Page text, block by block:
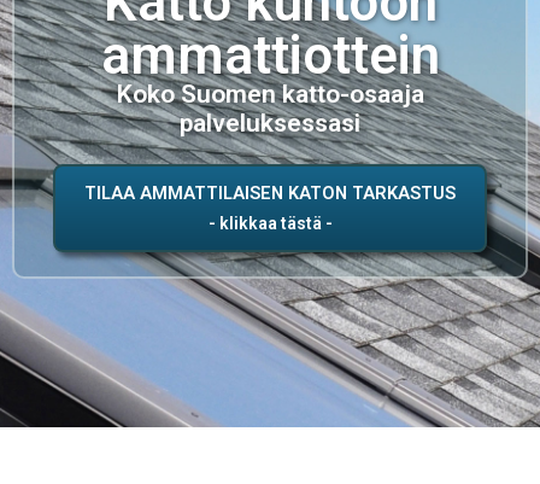
ammattiottein
Koko Suomen katto-osaaja
palveluksessasi
TILAA AMMATTILAISEN KATON TARKASTUS